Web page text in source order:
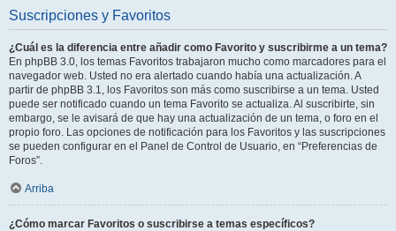
Suscripciones y Favoritos
¿Cuál es la diferencia entre añadir como Favorito y suscribirme a un tema?
En phpBB 3.0, los temas Favoritos trabajaron mucho como marcadores para el
navegador web. Usted no era alertado cuando había una actualización. A
partir de phpBB 3.1, los Favoritos son más como suscribirse a un tema. Usted
puede ser notificado cuando un tema Favorito se actualiza. Al suscribirte, sin
embargo, se le avisará de que hay una actualización de un tema, o foro en el
propio foro. Las opciones de notificación para los Favoritos y las suscripciones
se pueden configurar en el Panel de Control de Usuario, en “Preferencias de
Foros”.
Arriba
¿Cómo marcar Favoritos o suscribirse a temas específicos?